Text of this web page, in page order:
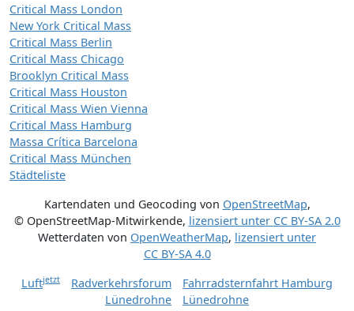
Critical Mass London
New York Critical Mass
Critical Mass Berlin
Critical Mass Chicago
Brooklyn Critical Mass
Critical Mass Houston
Critical Mass Wien Vienna
Critical Mass Hamburg
Massa Crítica Barcelona
Critical Mass München
Städteliste
Kartendaten und Geocoding von OpenStreetMap,
© OpenStreetMap-Mitwirkende, lizensiert unter CC BY-SA 2.0
Wetterdaten von OpenWeatherMap, lizensiert unter
CC BY-SA 4.0
Luftjetzt Radverkehrsforum
Fahrradsternfahrt Hamburg
Lünedrohne
Lünedrohne